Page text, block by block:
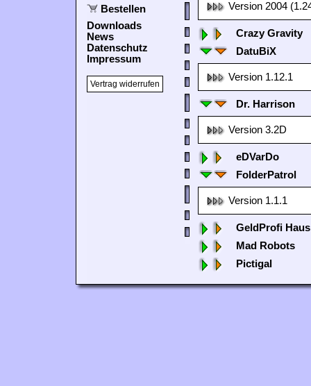
Bestellen
Downloads
News
Datenschutz
Impressum
Vertrag widerrufen
Version 2004
Crazy Gravity
DatuBiX
Version 1.12.1
Dr. Harrison
Version 3.2D
eDVarDo
FolderPatrol
Version 1.1.1
GeldProfi
Mad Robots
Pictigal